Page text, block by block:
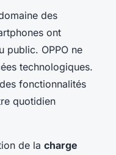
des
ont
public. OPPO ne
technologiques.
fonctionnalités
quotidien
de la charge